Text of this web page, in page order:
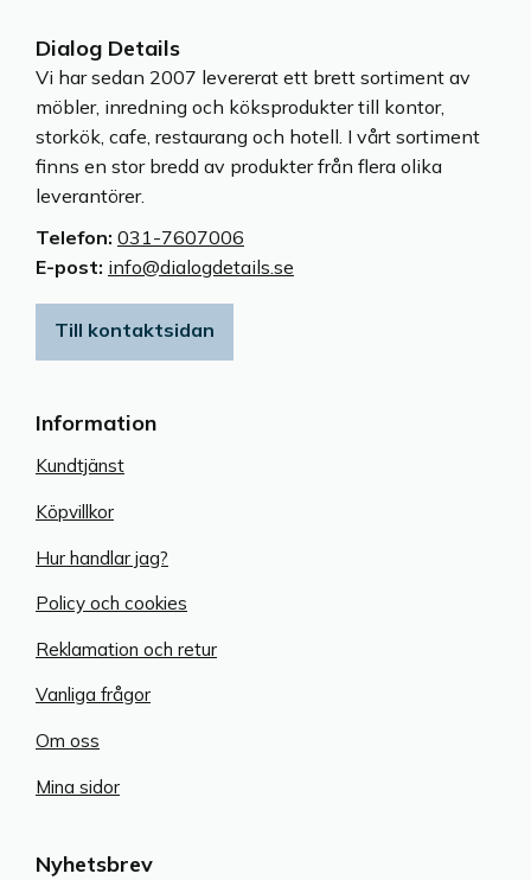
Nyhetsbrev
Information
Kundtjänst
Köpvillkor
Hur handlar jag?
Policy och cookies
Reklamation och retur
Vanliga frågor
Om oss
Mina sidor
Dialog Details
Vi har sedan 2007 levererat ett brett sortiment av
möbler, inredning och köksprodukter till kontor,
storkök, cafe, restaurang och hotell. I vårt sortiment
finns en stor bredd av produkter från flera olika
leverantörer.
Telefon: 031-7607006
E-post: info@dialogdetails.se
Till kontaktsidan